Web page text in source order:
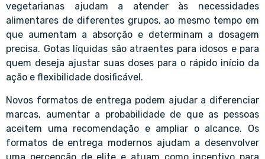
vegetarianas ajudam a atender às necessidades
alimentares de diferentes grupos, ao mesmo tempo em
que aumentam a absorção e determinam a dosagem
precisa. Gotas líquidas são atraentes para idosos e para
quem deseja ajustar suas doses para o rápido início da
ação e flexibilidade dosificável.
Novos formatos de entrega podem ajudar a diferenciar
marcas, aumentar a probabilidade de que as pessoas
aceitem uma recomendação e ampliar o alcance. Os
formatos de entrega modernos ajudam a desenvolver